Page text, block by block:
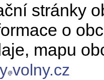
stránky
o
mapu
volny.cz